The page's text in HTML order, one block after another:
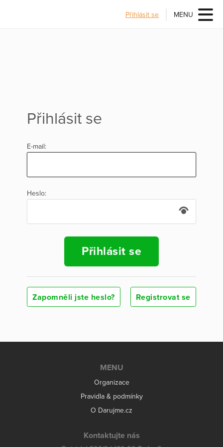
Přihlásit se MENU
Přihlásit se
E-mail:
Heslo:
Přihlásit se
Zapomněli jste heslo? Registrovat se
MENU
Organizace
Pravidla & podmínky
O Darujme.cz
Kontaktujte nás